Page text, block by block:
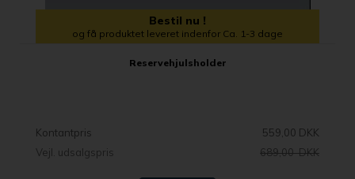
Bestil nu !
og få produktet leveret indenfor Ca. 1-3 dage
Reservehjulsholder
Kontantpris
559,00 DKK
Vejl. udsalgspris
689,00 DKK